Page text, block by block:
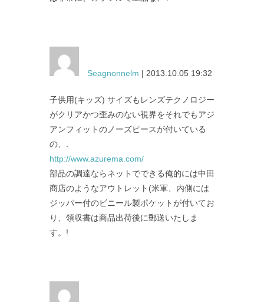
Seagnonnelm | 2013.10.05 19:32
子供用(キッズ) サイズもレンズテクノロジー
がクリアかつ歪みのない視界をそれでもアジ
アンフィットのノーズピースが付いている
の、.
http://www.azurema.com/
部品の調達ならネットでできる俺的には中田
商店のようなアウトレット(米軍、内側には
ジッパー付のビニール製ポケットが付いてお
り、領収書は商品出荷後に郵送いたしま
す。!